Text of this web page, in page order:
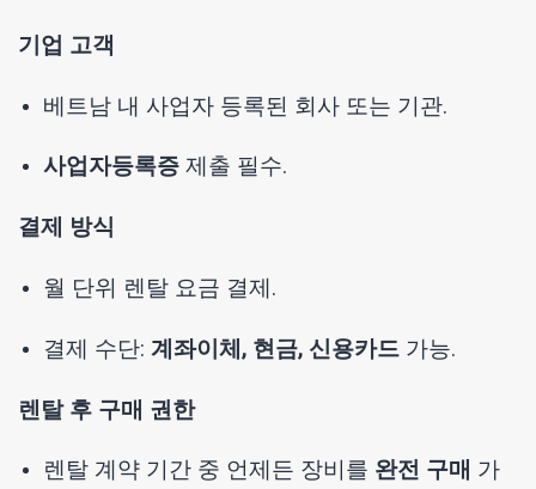
기업 고객
베트남 내 사업자 등록된 회사 또는 기관.
사업자등록증제출 필수.
결제 방식
월 단위 렌탈 요금 결제.
결제 수단: 계좌이체, 현금, 신용카드가능.
렌탈 후 구매 권한
렌탈 계약 기간 중 언제든 장비를 완전 구매 가